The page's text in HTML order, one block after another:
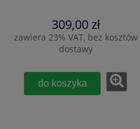
309,00 zł
zawiera 23% VAT, bez kosztów
dostawy
do koszyka